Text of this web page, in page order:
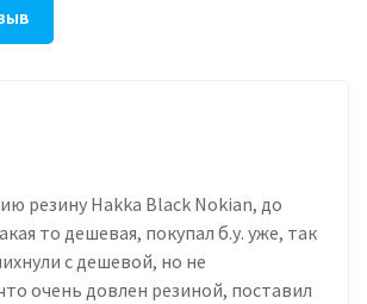
резину Hakka Black Nokian, до
то дешевая, покупал б.у. уже, так
с дешевой, но не
очень довлен резиной, поставил